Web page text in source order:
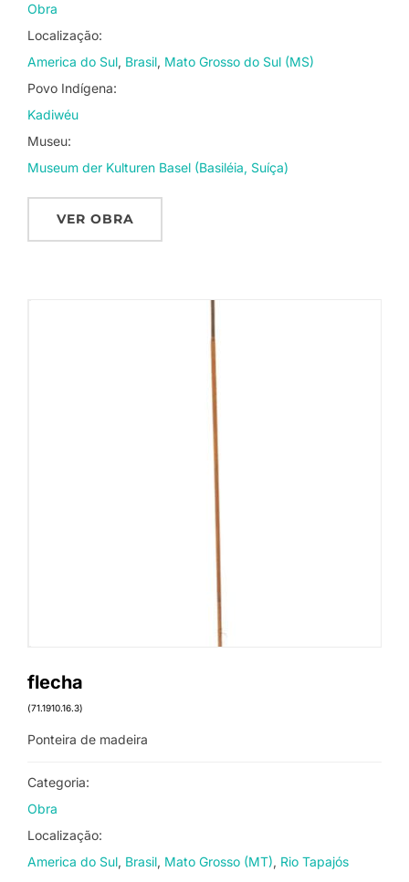
Obra
Localização:
America do Sul Brasil Mato Grosso do Sul (MS)
Povo Indígena:
Kadiwéu
Museu:
Museum der Kulturen Basel (Basiléia, Suíça)
VER OBRA
flecha
(71.1910.16.3)
Ponteira de madeira
Categoria:
Obra
Localização:
America do Sul Brasil Mato Grosso (MT) Rio Tapajós